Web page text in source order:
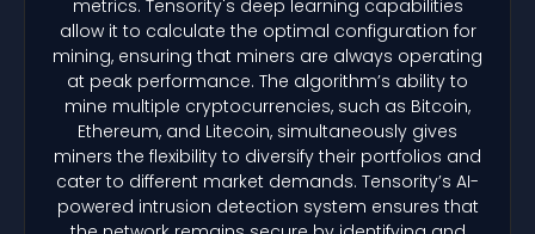
metrics. Tensority's deep learning capabilities
allow it to calculate the optimal configuration for
mining, ensuring that miners are always operating
at peak performance. The algorithm’s ability to
mine multiple cryptocurrencies, such as Bitcoin,
Ethereum, and Litecoin, simultaneously gives
miners the flexibility to diversify their portfolios and
cater to different market demands. Tensority’s AI-
powered intrusion detection system ensures that